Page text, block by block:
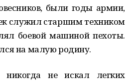
были годы армии,
служил старшим техником
боевой машиной пехоты.
на малую родину.
никогда не искал легких